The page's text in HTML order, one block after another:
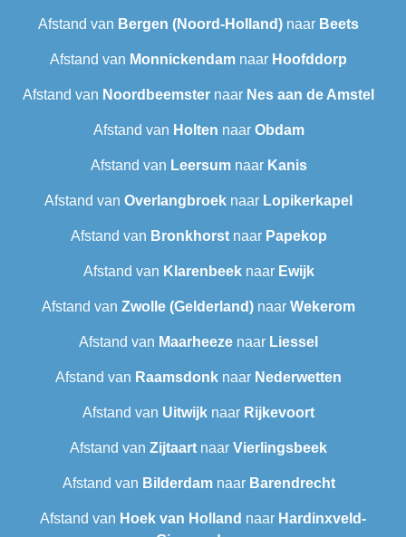
Afstand van Bergen (Noord-Holland) naar Beets
Afstand van Monnickendam naar Hoofddorp
Afstand van Noordbeemster naar Nes aan de Amstel
Afstand van Holten naar Obdam
Afstand van Leersumnaar Kanis
Afstand van Overlangbroek naar Lopikerkapel
Afstand van Bronkhorstnaar Papekop
Afstand van Klarenbeeknaar Ewijk
Afstand van Zwolle (Gelderland) naar Wekerom
Afstand van Maarheeze naar Liessel
Afstand van Raamsdonk naar Nederwetten
Afstand van Uitwijk naar Rijkevoort
Afstand van Zijtaart naar Vierlingsbeek
Afstand van Bilderdamnaar Barendrecht‎
Afstand van Hoek van Holland naar Hardinxveld-